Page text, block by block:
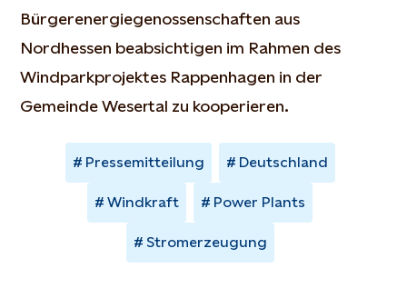
Bürgerenergiegenossenschaften aus
Nordhessen beabsichtigen im Rahmen des
Windparkprojektes Rappenhagen in der
Gemeinde Wesertal zu kooperieren.
Pressemitteilung Deutschland
Windkraft Power Plants
Stromerzeugung